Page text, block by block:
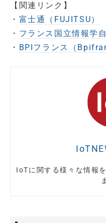
【関連リンク】
・ 富士通（FUJITSU）
・ フランス国立情報学
・ BPIフランス（
IoTに関する様々な情報